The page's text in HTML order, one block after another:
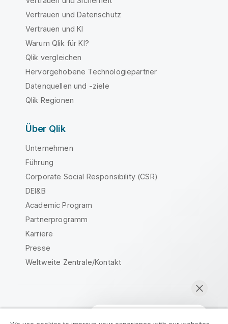
Vertrauen und Datenschutz
Vertrauen und KI
Warum Qlik für KI?
Qlik vergleichen
Hervorgehobene Technologiepartner
Datenquellen und -ziele
Qlik Regionen
Über Qlik
Unternehmen
Führung
Corporate Social Responsibility (CSR)
DEI&B
Academic Program
Partnerprogramm
Karriere
Presse
Weltweite Zentrale/Kontakt